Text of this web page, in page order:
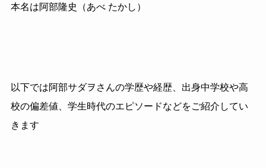
本名は阿部隆史（あべ たかし）
以下では阿部サダヲさんの学歴や経歴、出身中学校や高
校の偏差値、学生時代のエピソードなどをご紹介してい
きます